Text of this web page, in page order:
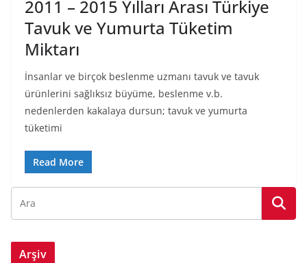
2011 – 2015 Yılları Arası Türkiye
Tavuk ve Yumurta Tüketim
Miktarı
İnsanlar ve birçok beslenme uzmanı tavuk ve tavuk
ürünlerini sağlıksız büyüme, beslenme v.b.
nedenlerden kakalaya dursun; tavuk ve yumurta
tüketimi
Read More
Arşiv